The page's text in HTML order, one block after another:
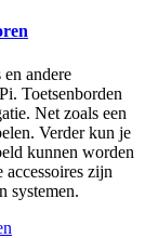
andere
Toetsenborden
Net zoals een
Verder kun je
kunnen worden
accessoires zijn
systemen.